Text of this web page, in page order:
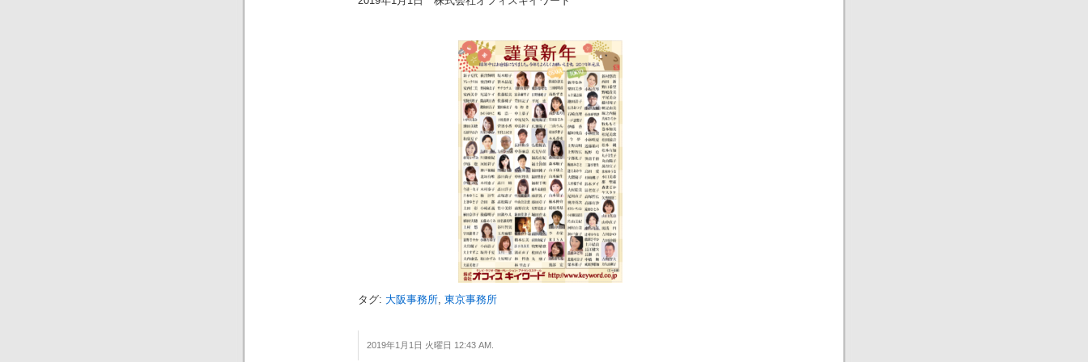
タグ: 大阪事務所 東京事務所
2019年1月1日 火曜日 12:43 AM.